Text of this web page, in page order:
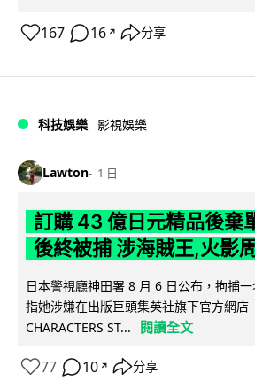
167 16 ↗ 分享
科技娛樂 影視娛樂
Lawton 1 日
訂購 43 億日元精品後棄
後終被捕 涉海賊王,火影
日本警視廳神田署 8 月 6 日公布，拘捕
指她涉嫌在出版巨頭集英社旗下官方網店
CHARACTERS ST...
閱讀全文
77 10 ↗ 分享